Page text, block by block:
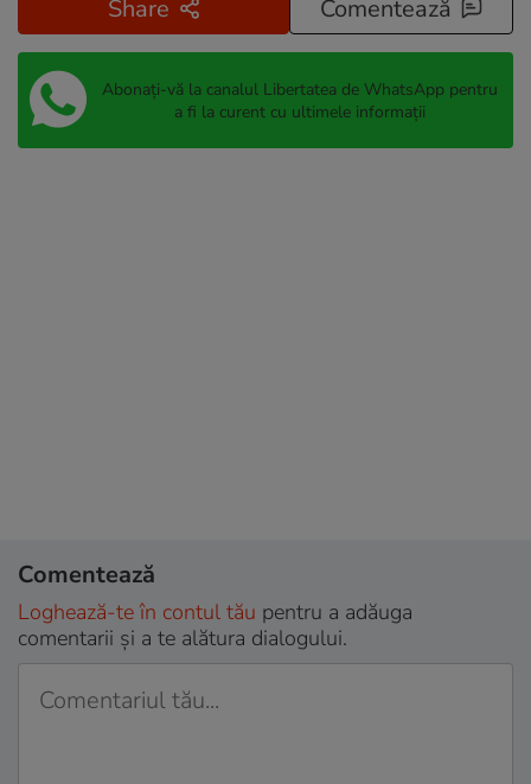
Share Comentează
Abonați-vă la canalul Libertatea de WhatsApp pentru
a fi la curent cu ultimele informații
Comentează
Loghează-te în contul tău pentru a adăuga
comentarii și a te alătura dialogului.